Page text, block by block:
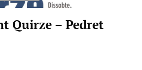
Quirze – Pedret